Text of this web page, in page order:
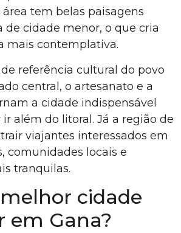
tem belas paisagens
de cidade menor, o que cria
mais contemplativa.
referência cultural do povo
central, o artesanato e a
a cidade indispensável
além do litoral. Já a região de
viajantes interessados em
comunidades locais e
tranquilas.
cidade
em Gana?